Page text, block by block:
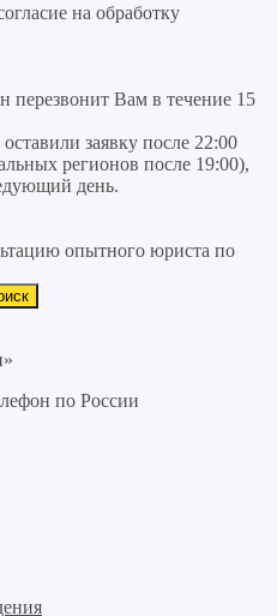
на обработку
перезвонит Вам в течение 15
заявку после 22:00
регионов после 19:00),
день.
опытного юриста по
по России